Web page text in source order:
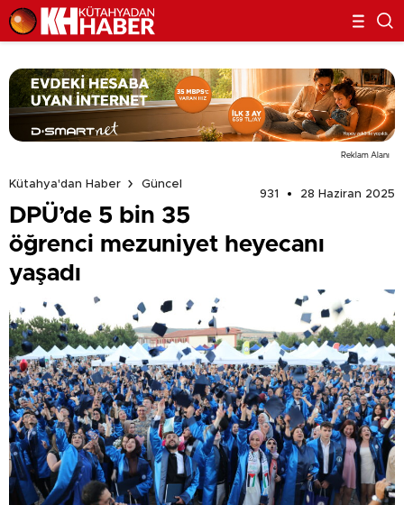
Reklam Alanı
Kütahya'dan Haber
Güncel
931
28 Haziran 2025
DPÜ’de 5 bin 35
öğrenci mezuniyet heyecanı
yaşadı